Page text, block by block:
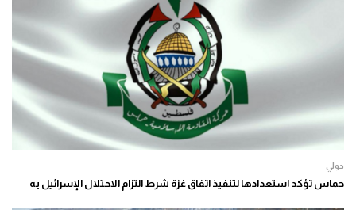
دولي
حماس تؤكد استعدادها لتنفيذ اتفاق غزة شرط التزام الاحتلال الإسرائيل به